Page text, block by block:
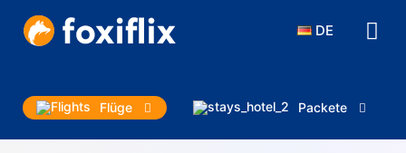
DE
Flüge Packete